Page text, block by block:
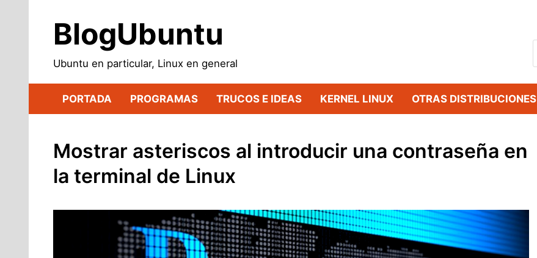
contenidoBlogUbuntu
Ubuntu en particular, Linux en general
PORTADA PROGRAMAS TRUCOS E IDEAS KERNEL LINUX OTRAS DISTRIBUCIONES
Mostrar asteriscos al introducir una contraseña en
la terminal de Linux